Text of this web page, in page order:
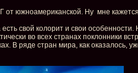
от южноамериканской. Ну мне
свой колорит и свои
во всех странах поклонники
В ряде стран мира, как